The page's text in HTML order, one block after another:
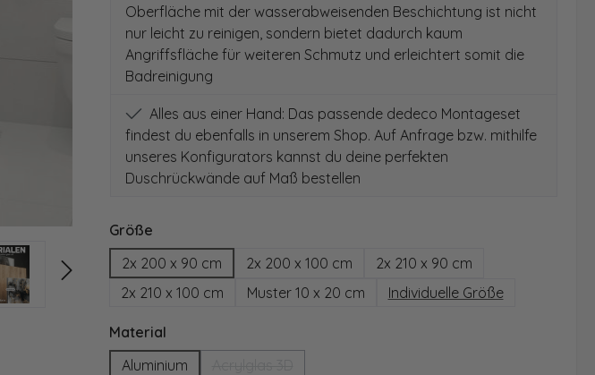
Oberfläche mit der wasserabweisenden Beschichtung ist nicht
nur leicht zu reinigen, sondern bietet dadurch kaum
Angriffsfläche für weiteren Schmutz und erleichtert somit die
Badreinigung
Alles aus einer Hand: Das passende dedeco Montageset
findest du ebenfalls in unserem Shop. Auf Anfrage bzw. mithilfe
unseres Konfigurators kannst du deine perfekten
Duschrückwände auf Maß bestellen
Größeauswählen
2x 200 x 90 cm
2x 200 x 100 cm
2x 210 x 90 cm
2x 210 x 100 cm
Muster 10 x 20 cm Individuelle Größe
Materialauswählen
Aluminium